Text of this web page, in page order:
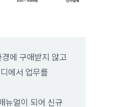
에 구애받지 않고
에서 업무를
뉴얼이 되어 신규